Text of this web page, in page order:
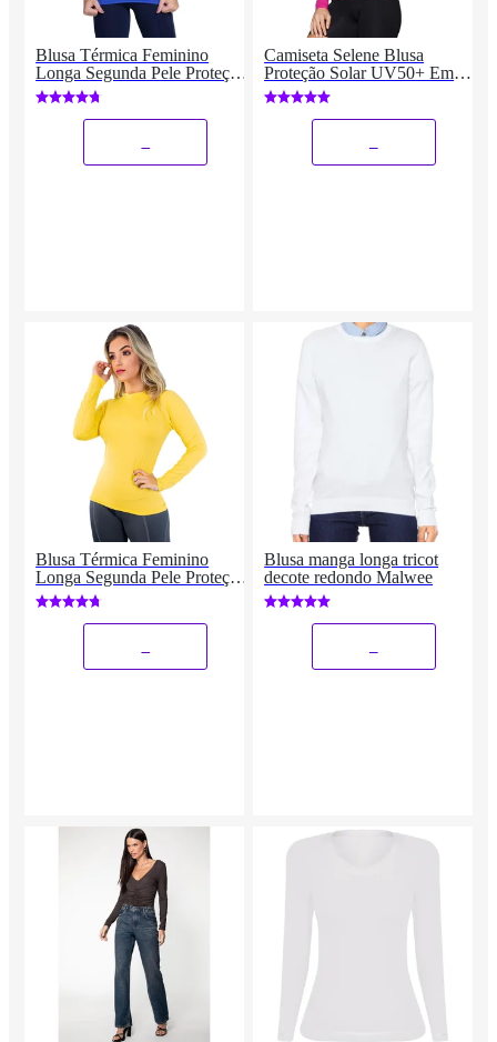
Blusa Térmica Feminino
Longa Segunda Pele Proteção
UV
Camiseta Selene Blusa
Proteção Solar UV50+ Em
Manga Longa Feminino
Esporte Praia Piscina
Blusa Térmica Feminino
Longa Segunda Pele Proteção
UV
Blusa manga longa tricot
decote redondo Malwee